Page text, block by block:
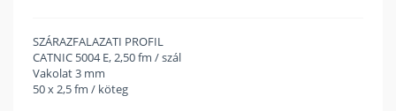
SZÁRAZFALAZATI PROFIL
CATNIC 5004 E, 2,50 fm / szál
Vakolat 3 mm
50 x 2,5 fm / köteg